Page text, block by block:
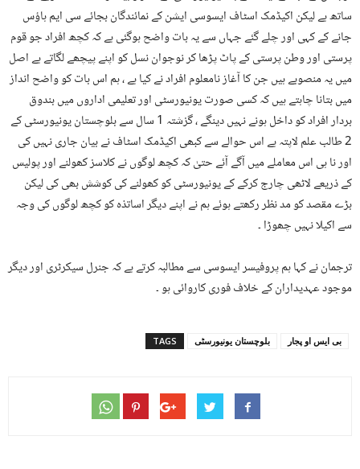
ساتھ ہے لیکن اکیڈمک اسٹاف ایسوسی ایشن کے نمائندگان بجائے سی ایم ہاؤس
جانے کے کہی اور چلے گئے جہاں سے یہ بات واضح ہوگئی ہے کہ کچھ افراد جو قوم
پرستی اور وطن پرستی کے پاٹ پڑھا کر نوجوان نسل کو اپنے پیچھے لگاتے ہے اصل
میں یہ منصوبے ہیں جن کا آغاز نامعلوم افراد نے کیا ہے ، ہم اس بات کو واضح انداز
میں بتانا چاہتے ہیں کہ کسی صورت یونیورسٹی اور تعلیمی اداروں میں بندوق
بردار افراد کو داخل ہونے نہیں دینگے ، گزشتہ 1 سال سے بلوچستان یونیورسٹی کے
2 طالب علم لاپتہ ہے اس حوالے سے کبھی اکیڈمک اسٹاف نے بیان جاری نہیں کی
اور نا ہی اس معاملے میں آگے آئے حتیٰ کہ کچھ لوگوں نے کلاسز کھولنے اور پولیس
کے ذریعے لاٹھی چارج کرکے کے یونیورسٹی کو کھولنے کی کوشش بھی کی لیکن
بڑے مقصد کو مد نظر رکھتے ہوئے ہم نے اپنے دیگر اساتذہ کو کچھ لوگوں کی وجہ
سے اکیلا نہیں چھوڑا ۔
ترجمان نے کہا ہم پروفیسر ایسوسی سے مطالبہ کرتے ہے کہ جنرل سیکرٹری اور دیگر
موجود عہدیداران کے خلاف فوری کاروائی ہو ۔
TAGS بلوچستان یونیورسٹی بی ایس او پجار